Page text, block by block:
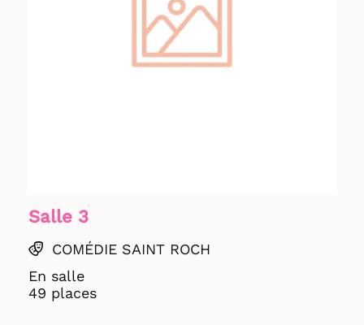
Salle 3
COMÉDIE SAINT ROCH
En salle
49 places